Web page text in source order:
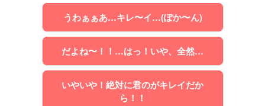
うわぁぁあ…キレ〜イ…(ぽか〜ん)
だよね〜！！…はっ！いや、全然…
いやいや！絶対に君のがキレイだか
ら！！